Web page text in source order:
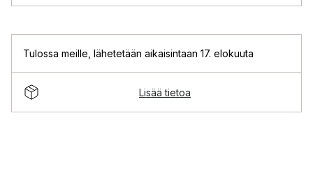
Tulossa meille lähetetään aikaisintaan 17. elokuuta
Lisää tietoa